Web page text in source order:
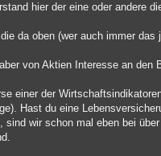
hier der eine oder andere
da oben (wer auch immer
von Aktien Interesse an den
einer der
Hast du eine
wir schon mal eben bei